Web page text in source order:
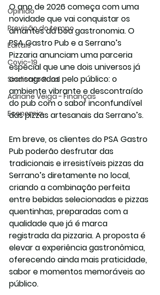
Opinião
Previsão do tempo
Editais
Covic-19
Sindicato Rural
Adriane Veiga - Finanças
Economia
O ano de 2026 começa com uma
novidade que vai conquistar os
amantes da boa gastronomia. O
PSA Gastro Pub e a Serrano’s
Pizzaria anunciam uma parceria
especial que une dois universos já
consagrados pelo público: o
ambiente vibrante e descontraído
do pub com o sabor inconfundível
das pizzas artesanais da Serrano’s.
Em breve, os clientes do PSA Gastro
Pub poderão desfrutar das
tradicionais e irresistíveis pizzas da
Serrano’s diretamente no local,
criando a combinação perfeita
entre bebidas selecionadas e pizzas
quentinhas, preparadas com a
qualidade que já é marca
registrada da pizzaria. A proposta é
elevar a experiência gastronômica,
oferecendo ainda mais praticidade,
sabor e momentos memoráveis ao
público.